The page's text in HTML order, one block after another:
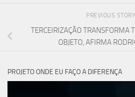
PREVIOUS STORY
TERCEIRIZAÇÃO TRANSFORMA
OBJETO, AFIRMA
PROJETO ONDE EU FAÇO A DIFERENÇA